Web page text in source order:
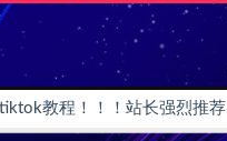
教程！！！站长强烈推荐